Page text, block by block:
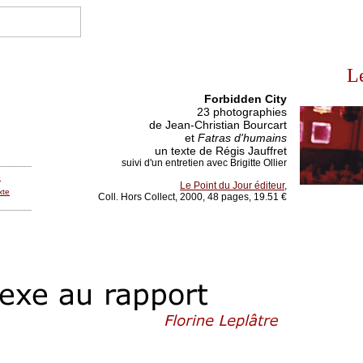
Forbidden City
23 photographies
de Jean-Christian Bourcart
et Fatras d'humains
un texte de Régis Jauffret
suivi d'un entretien avec Brigitte Ollier
Le Point du Jour éditeur,
Coll. Hors Collect, 2000, 48 pages, 19.51 €